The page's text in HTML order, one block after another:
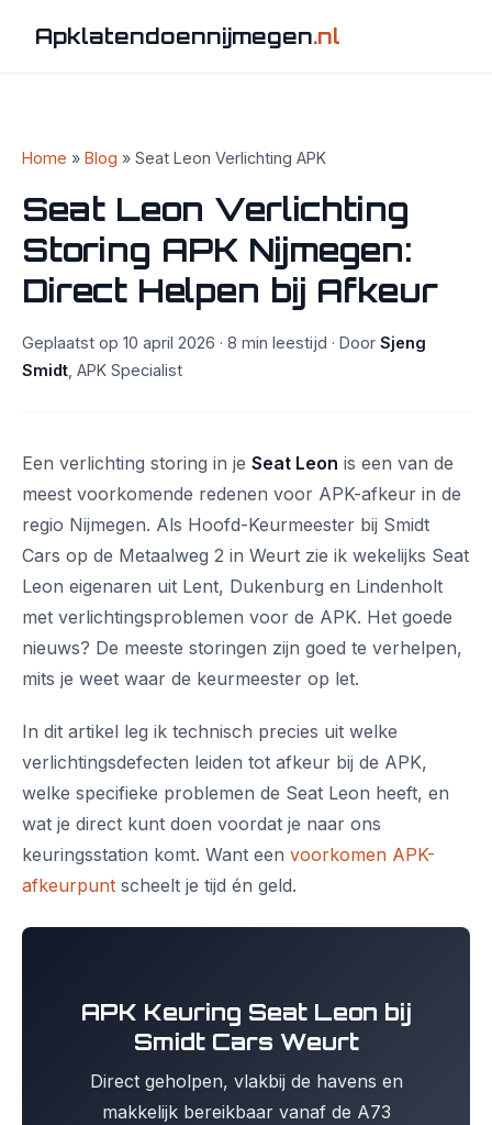
Apklatendoennijmegen.nl
Home » Blog » Seat Leon Verlichting APK
Seat Leon Verlichting
Storing APK Nijmegen:
Direct Helpen bij Afkeur
Geplaatst op 10 april 2026 · 8 min leestijd · Door Sjeng
Smidt , APK Specialist
Een verlichting storing in je Seat Leon is een van de
meest voorkomende redenen voor APK-afkeur in de
regio Nijmegen. Als Hoofd-Keurmeester bij Smidt
Cars op de Metaalweg 2 in Weurt zie ik wekelijks Seat
Leon eigenaren uit Lent, Dukenburg en Lindenholt
met verlichtingsproblemen voor de APK. Het goede
nieuws? De meeste storingen zijn goed te verhelpen,
mits je weet waar de keurmeester op let.
In dit artikel leg ik technisch precies uit welke
verlichtingsdefecten leiden tot afkeur bij de APK,
welke specifieke problemen de Seat Leon heeft, en
wat je direct kunt doen voordat je naar ons
keuringsstation komt. Want een voorkomen APK-
afkeurpunt scheelt je tijd én geld.
APK Keuring Seat Leon bij
Smidt Cars Weurt
Direct geholpen, vlakbij de havens en
makkelijk bereikbaar vanaf de A73